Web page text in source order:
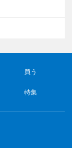
買う
特集